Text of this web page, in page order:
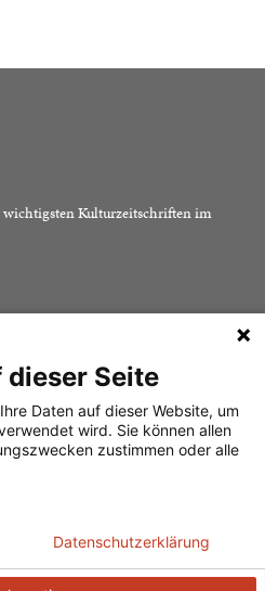
wichtigsten Kulturzeitschriften im
im Überblick Impressum
Datenschutz
Mediadaten
Seite
Daten auf dieser Website, um
wird. Sie können allen
zustimmen oder alle
Datenschutzerklärung